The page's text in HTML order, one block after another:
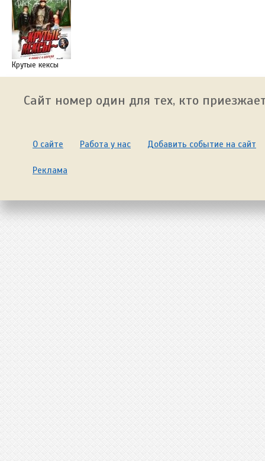
Крутые кексы
Сайт номер один для тех, кто
О сайте Работа у нас Добавить событие на сайт
Реклама